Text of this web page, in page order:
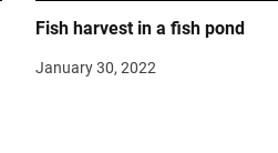
Fish harvest in a fish pond
January 30, 2022